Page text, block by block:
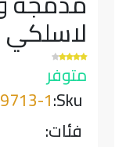
لاسلكي
متوفر
Sku:
9713-1
فئات: